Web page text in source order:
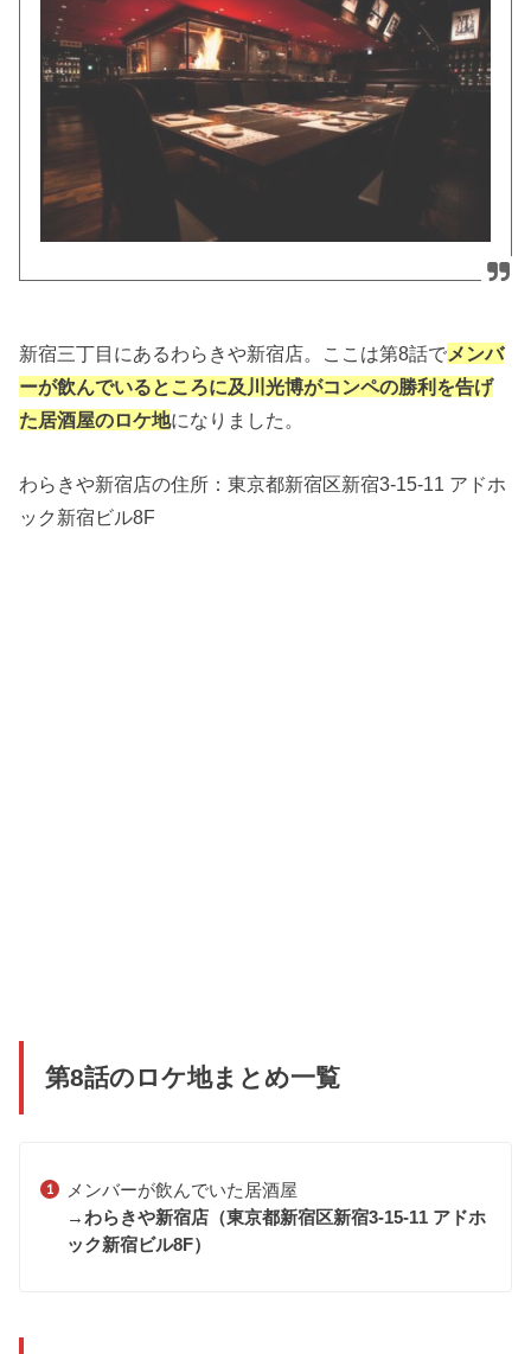
新宿三丁目にあるわらきや新宿店。ここは第8話でメンバ
ーが飲んでいるところに及川光博がコンペの勝利を告げ
た居酒屋のロケ地になりました。
わらきや新宿店の住所：東京都新宿区新宿3-15-11 アドホ
ック新宿ビル8F
第8話のロケ地まとめ一覧
メンバーが飲んでいた居酒屋
→ わらきや新宿店（東京都新宿区新宿3-15-11 アドホ
ック新宿ビル8F）